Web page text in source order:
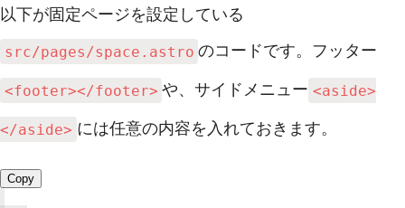
以下が固定ページを設定している
src/pages/space.astro のコードです。フッター
<footer></footer> や、サイドメニュー <aside>
</aside> には任意の内容を入れておきます。
Copy